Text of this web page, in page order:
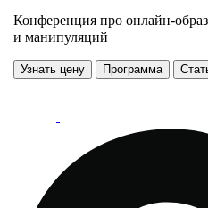
Конференция про онлайн-
и манипуляций
Узнать цену Программа